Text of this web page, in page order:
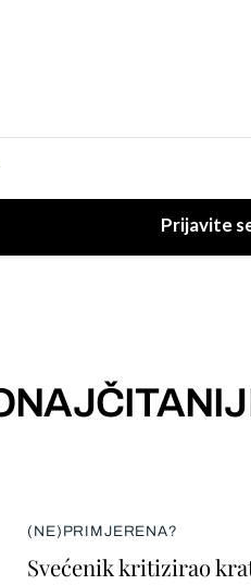
Prijavite
(NE)PRIMJERENA?
Svećenik kritizirao